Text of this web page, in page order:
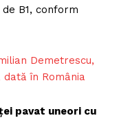
B1, conform
Demetrescu,
în România
pavat uneori cu